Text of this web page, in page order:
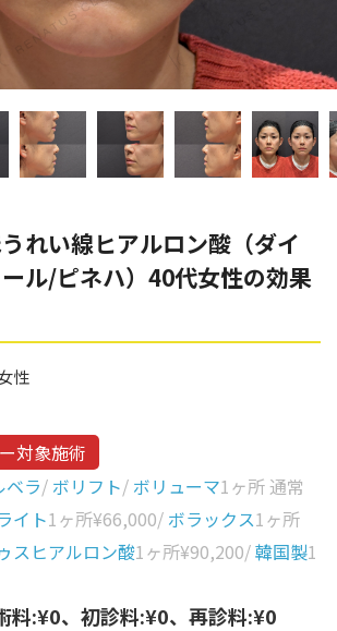
ボルベラ
ボライト
レナトゥスヒアルロン酸
ダイヤモンドフィール/ピ
リジュラン
ゴウリ
糸リフト
Gender
性別から探す
女性
男性
れい線ヒアルロン酸（ダイ
ル/ピネハ）40代女性の効果
性
対象施術
ベラ/ ボリフト/ ボリューマ1ヶ所 通常
イト1ヶ所¥66,000/ ボラックス1ヶ所
スヒアルロン酸1ヶ所¥90,200/韓国製1
料:¥0、初診料:¥0、再診料:¥0